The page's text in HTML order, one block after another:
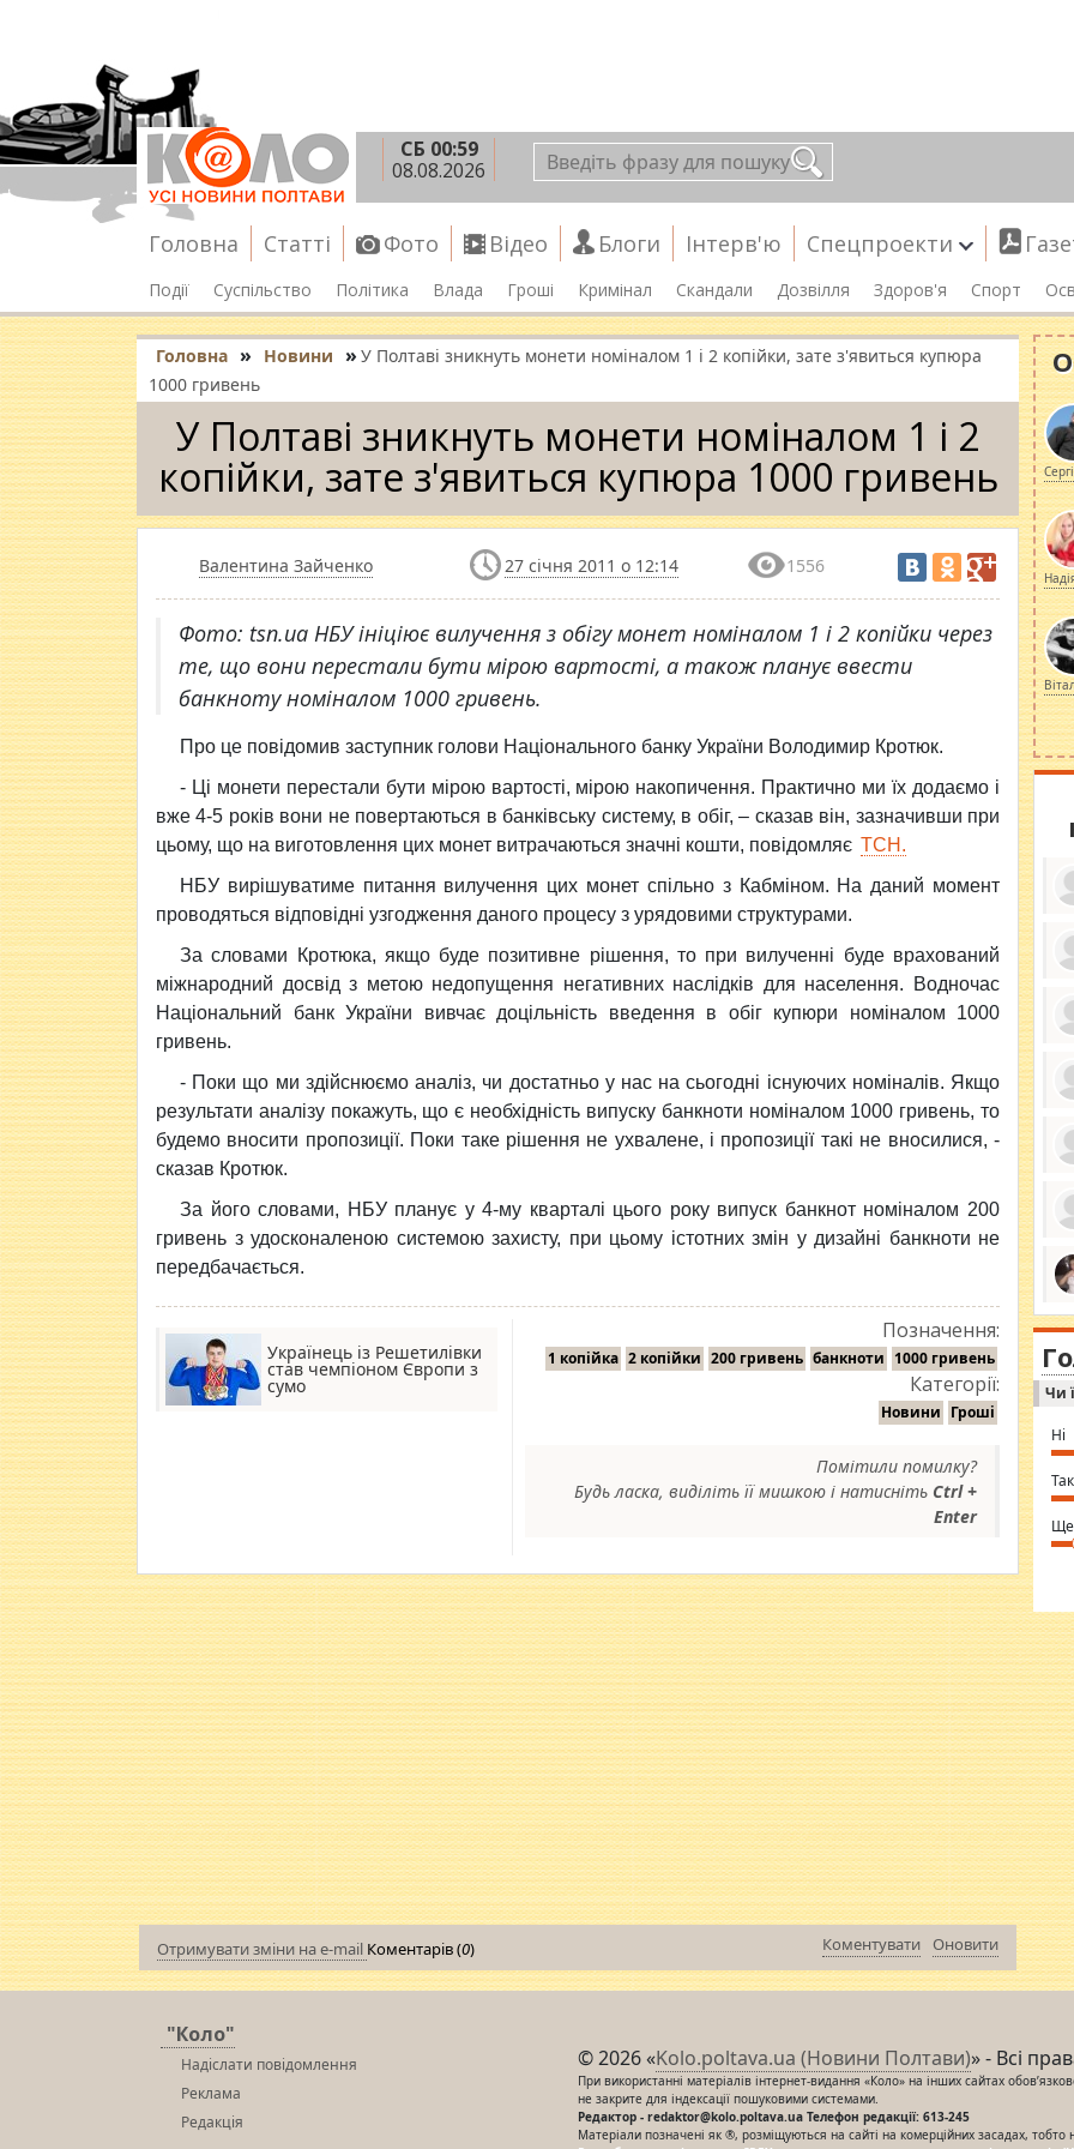
СБ 00:59
08.08.2026
Головна Статті Фото Відео Блоги Інтерв'ю Спецпроекти
Події Суспільство Політика Влада Гроші Кримінал Скандали Дозвілля Здоров'я Спорт
Головна » Новини » У Полтаві зникнуть монети номіналом 1 і 2 копійки, зате з'явиться купюра
1000 гривень
У Полтаві зникнуть монети номіналом 1 і 2
копійки, зате з'явиться купюра 1000 гривень
Валентина Зайченко 27 січня 2011 о 12:14 1556
Фото: tsn.ua НБУ ініціює вилучення з обігу монет номіналом 1 і 2 копійки через
те, що вони перестали бути мірою вартості, а також планує ввести
банкноту номіналом 1000 гривень.
Про це повідомив заступник голови Національного банку України Володимир Кротюк.
- Ці монети перестали бути мірою вартості, мірою накопичення. Практично ми їх додаємо і
вже 4-5 років вони не повертаються в банківську систему, в обіг, – сказав він, зазначивши при
цьому, що на виготовлення цих монет витрачаються значні кошти, повідомляє ТСН.
НБУ вирішуватиме питання вилучення цих монет спільно з Кабміном. На даний момент
проводяться відповідні узгодження даного процесу з урядовими структурами.
За словами Кротюка, якщо буде позитивне рішення, то при вилученні буде врахований
міжнародний досвід з метою недопущення негативних наслідків для населення. Водночас
Національний банк України вивчає доцільність введення в обіг купюри номіналом 1000
гривень.
- Поки що ми здійснюємо аналіз, чи достатньо у нас на сьогодні існуючих номіналів. Якщо
результати аналізу покажуть, що є необхідність випуску банкноти номіналом 1000 гривень, то
будемо вносити пропозиції. Поки таке рішення не ухвалене, і пропозиції такі не вносилися, -
сказав Кротюк.
За його словами, НБУ планує у 4-му кварталі цього року випуск банкнот номіналом 200
гривень з удосконаленою системою захисту, при цьому істотних змін у дизайні банкноти не
передбачається.
Українець із Решетилівки
став чемпіоном Європи з
сумо
Позначення:
1 копійка 2 копійки 200 гривень банкноти 1000 гривень
Категорії:
Новини Гроші
Помітили помилку?
Будь ласка, виділіть її мишкою і натисніть Ctrl +
Enter
Отримувати зміни на e-mail Коментарів (0) Оновити
Коментувати
за
ми
in
⇒
Чи
Ні
Так
Ще
"Коло"
Надіслати повідомлення
Реклама
Редакція
© 2026 «Kolo.poltava.ua (Новини Полтави)» - Всі
При використанні матеріалів інтернет-видання «Коло» на інших сайтах
не закрите для індексації пошуковими системами.
Редактор - redaktor@kolo.poltava.ua Телефон редакції: 613-245
Матеріали позначені як ®, розміщуються на сайті на комерційних засадах, тобто